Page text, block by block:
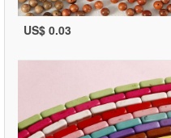
US$ 0.03